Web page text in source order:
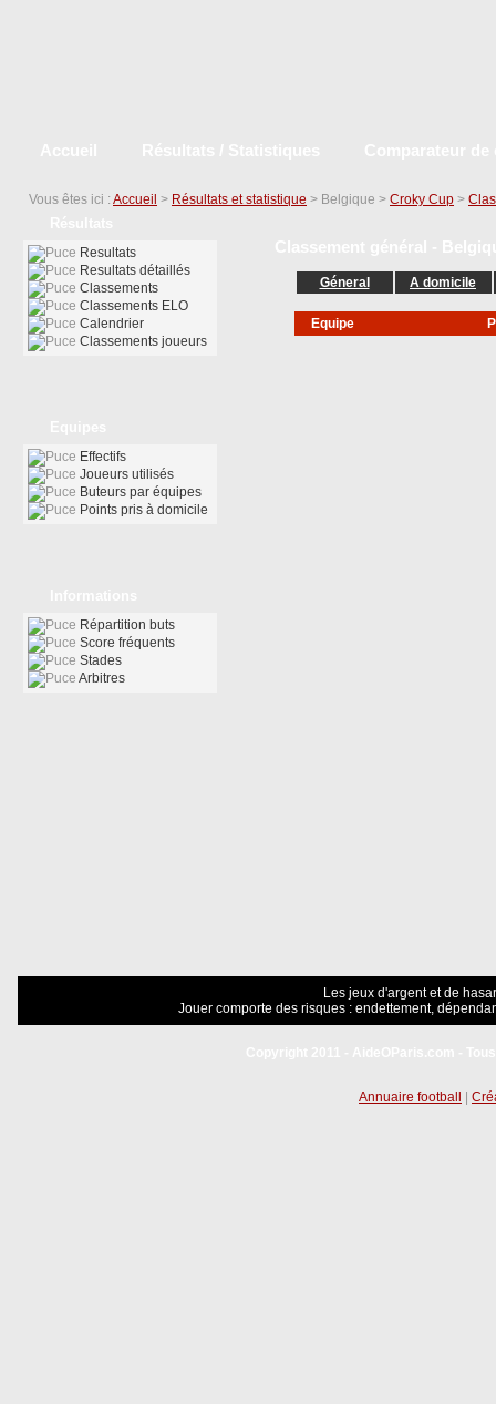
Vous êtes ici : Accueil > Résultats et statistique > Belgique > Croky Cup >
Géneral A domicile
Equipe
Resultats
Resultats détaillés
Classements
Classements ELO
Calendrier
Classements joueurs
Effectifs
Joueurs utilisés
Buteurs par équipes
Points pris à domicile
Répartition buts
Score fréquents
Stades
Arbitres
Les jeux d'argent et de
Jouer comporte des risques : endettement,
Annuaire football